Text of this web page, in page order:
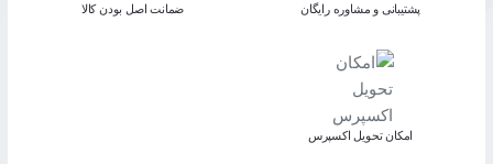
پشتیبانی و مشاوره رایگان ﺿﻤﺎﻧﺖ اﺻﻞ ﺑﻮدن ﮐﺎﻟﺎ
اﻣﮑﺎن ﺗﺤﻮﯾﻞ اﮐﺴﭙﺮس